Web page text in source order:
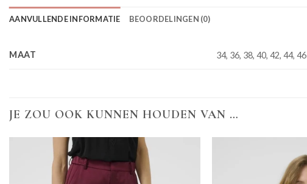
AANVULLENDE INFORMATIE BEOORDELINGEN (0)
MAAT 34, 36, 38, 40, 42, 44, 46
JE ZOU OOK KUNNEN HOUDEN VAN …